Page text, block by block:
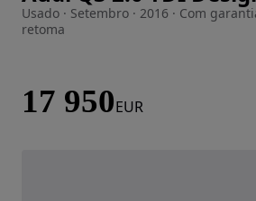
Usado · Setembro · 2016 · Com
retoma
17 950EUR